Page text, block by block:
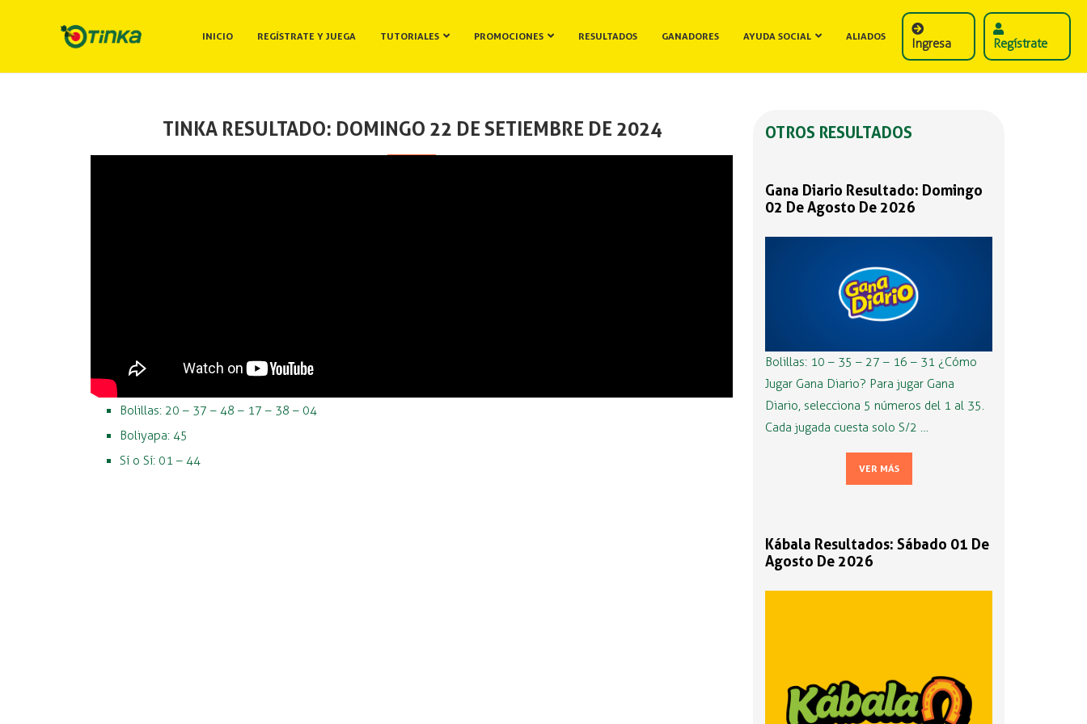
INICIO REGÍSTRATE Y JUEGA TUTORIALES PROMOCIONES RESULTADOS GANADORES AYUDA SOCIAL ALIADOS Ingresa Regístrate
TINKA RESULTADO: DOMINGO 22 DE SETIEMBRE DE 2024
Bolillas: 20 – 37 – 48 – 17 – 38 – 04
Boliyapa: 45
Sí o Sí: 01 – 44
OTROS RESULTADOS
Gana Diario Resultado: Domingo
02 De Agosto De 2026
Bolillas: 10 – 35 – 27 – 16 – 31 ¿Cómo
Jugar Gana Diario? Para jugar Gana
Diario, selecciona 5 números del 1 al 35.
Cada jugada cuesta solo S/2 …
VER MÁS
Kábala Resultados: Sábado 01 De
Agosto De 2026